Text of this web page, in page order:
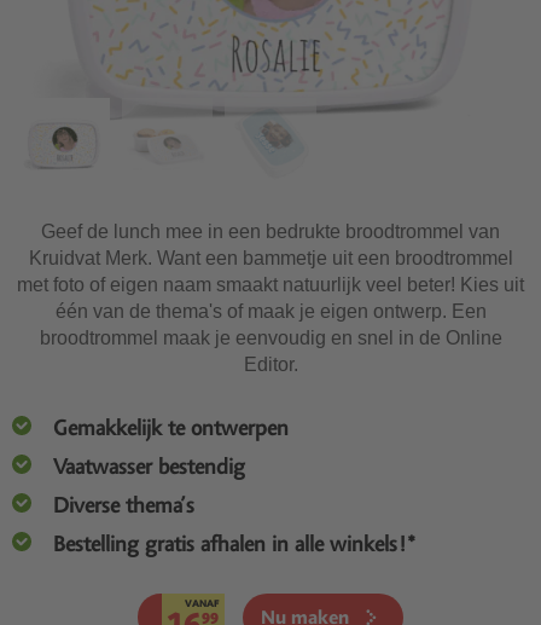
Geef de lunch mee in een bedrukte broodtrommel van
Kruidvat Merk. Want een bammetje uit een broodtrommel
met foto of eigen naam smaakt natuurlijk veel beter! Kies uit
één van de thema's of maak je eigen ontwerp. Een
broodtrommel maak je eenvoudig en snel in de Online
Editor.
Gemakkelijk te ontwerpen
Vaatwasser bestendig
Diverse thema’s
Bestelling gratis afhalen in alle winkels!*
VANAF
99 Nu maken